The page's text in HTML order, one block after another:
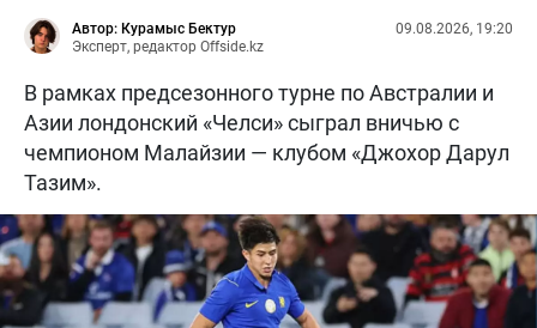
Автор: Курамыс Бектур
Эксперт, редактор Offside.kz
09.08.2026, 19:20
В рамках предсезонного турне по Австралии и
Азии лондонский «Челси» сыграл вничью с
чемпионом Малайзии — клубом «Джохор Дарул
Тазим».